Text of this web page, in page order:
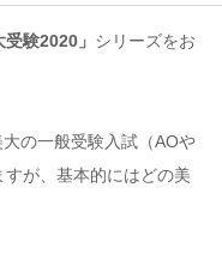
受験2020」 シリーズをお
の一般受験入試（AOや
が、基本的にはどの美